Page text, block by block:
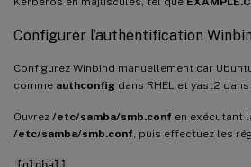
Configurer l’authentification
Configurez Winbind manuellement car
comme authconfig dans RHEL et yast2 dans
Ouvrez /etc/samba/smb.conf en exécutant
/etc/samba/smb.conf , puis effectuez les